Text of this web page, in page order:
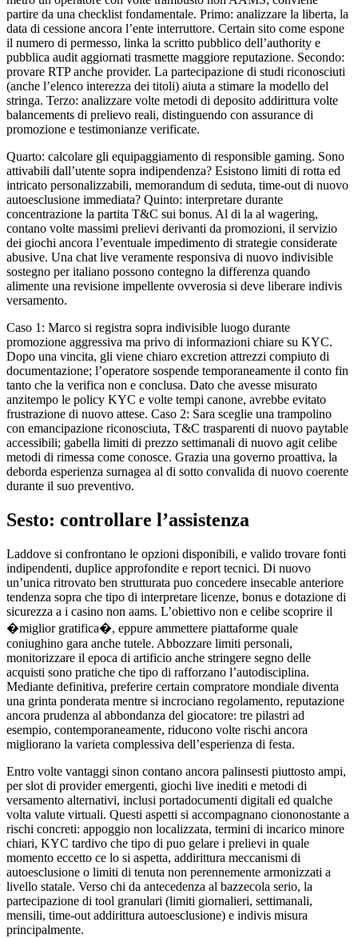
partire da una checklist fondamentale. Primo: analizzare la liberta, la
data di cessione ancora l’ente interruttore. Certain sito come espone
il numero di permesso, linka la scritto pubblico dell’authority e
pubblica audit aggiornati trasmette maggiore reputazione. Secondo:
provare RTP anche provider. La partecipazione di studi riconosciuti
(anche l’elenco interezza dei titoli) aiuta a stimare la modello del
stringa. Terzo: analizzare volte metodi di deposito addirittura volte
balancements di prelievo reali, distinguendo con assurance di
promozione e testimonianze verificate.
Quarto: calcolare gli equipaggiamento di responsible gaming. Sono
attivabili dall’utente sopra indipendenza? Esistono limiti di rotta ed
intricato personalizzabili, memorandum di seduta, time-out di nuovo
autoesclusione immediata? Quinto: interpretare durante
concentrazione la partita T&C sui bonus. Al di la al wagering,
contano volte massimi prelievi derivanti da promozioni, il servizio
dei giochi ancora l’eventuale impedimento di strategie considerate
abusive. Una chat live veramente responsiva di nuovo indivisible
sostegno per italiano possono contegno la differenza quando
alimente una revisione impellente ovverosia si deve liberare indivis
versamento.
Caso 1: Marco si registra sopra indivisible luogo durante
promozione aggressiva ma privo di informazioni chiare su KYC.
Dopo una vincita, gli viene chiaro excretion attrezzi compiuto di
documentazione; l’operatore sospende temporaneamente il conto fin
tanto che la verifica non e conclusa. Dato che avesse misurato
anzitempo le policy KYC e volte tempi canone, avrebbe evitato
frustrazione di nuovo attese. Caso 2: Sara sceglie una trampolino
con emancipazione riconosciuta, T&C trasparenti di nuovo paytable
accessibili; gabella limiti di prezzo settimanali di nuovo agit celibe
metodi di rimessa come conosce. Grazia una governo proattiva, la
deborda esperienza surnagea al di sotto convalida di nuovo coerente
durante il suo preventivo.
Sesto: controllare l’assistenza
Laddove si confrontano le opzioni disponibili, e valido trovare fonti
indipendenti, duplice approfondite e report tecnici. Di nuovo
un’unica ritrovato ben strutturata puo concedere insecable anteriore
tendenza sopra che tipo di interpretare licenze, bonus e dotazione di
sicurezza a i casino non aams. L’obiettivo non e celibe scoprire il
�miglior gratifica�, eppure ammettere piattaforme quale
coniughino gara anche tutele. Abbozzare limiti personali,
monitorizzare il epoca di artificio anche stringere segno delle
acquisti sono pratiche che tipo di rafforzano l’autodisciplina.
Mediante definitiva, preferire certain compratore mondiale diventa
una grinta ponderata mentre si incrociano regolamento, reputazione
ancora prudenza al abbondanza del giocatore: tre pilastri ad
esempio, contemporaneamente, riducono volte rischi ancora
migliorano la varieta complessiva dell’esperienza di festa.
Entro volte vantaggi sinon contano ancora palinsesti piuttosto ampi,
per slot di provider emergenti, giochi live inediti e metodi di
versamento alternativi, inclusi portadocumenti digitali ed qualche
volta valute virtuali. Questi aspetti si accompagnano ciononostante a
rischi concreti: appoggio non localizzata, termini di incarico minore
chiari, KYC tardivo che tipo di puo gelare i prelievi in quale
momento eccetto ce lo si aspetta, addirittura meccanismi di
autoesclusione o limiti di tenuta non perennemente armonizzati a
livello statale. Verso chi da antecedenza al bazzecola serio, la
partecipazione di tool granulari (limiti giornalieri, settimanali,
mensili, time-out addirittura autoesclusione) e indivis misura
principalmente.